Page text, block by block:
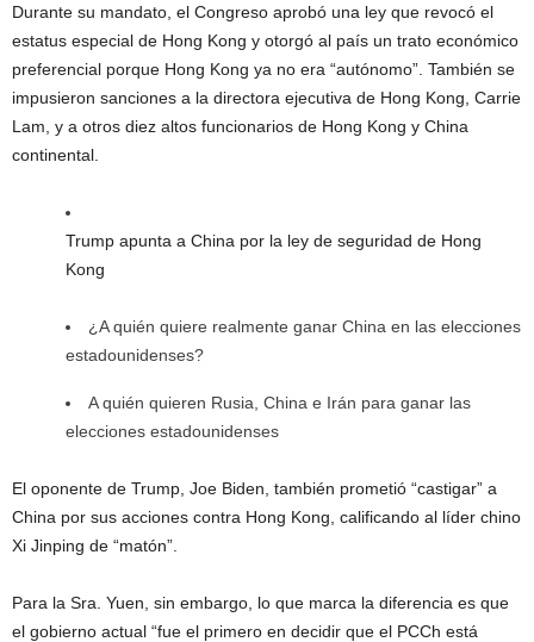
Durante su mandato, el Congreso aprobó una ley que revocó el
estatus especial de Hong Kong y otorgó al país un trato económico
preferencial porque Hong Kong ya no era “autónomo”. También se
impusieron sanciones a la directora ejecutiva de Hong Kong, Carrie
Lam, y a otros diez altos funcionarios de Hong Kong y China
continental.
Trump apunta a China por la ley de seguridad de Hong
Kong
¿A quién quiere realmente ganar China en las elecciones
estadounidenses?
A quién quieren Rusia, China e Irán para ganar las
elecciones estadounidenses
El oponente de Trump, Joe Biden, también prometió “castigar” a
China por sus acciones contra Hong Kong, calificando al líder chino
Xi Jinping de “matón”.
Para la Sra. Yuen, sin embargo, lo que marca la diferencia es que
el gobierno actual “fue el primero en decidir que el PCCh está